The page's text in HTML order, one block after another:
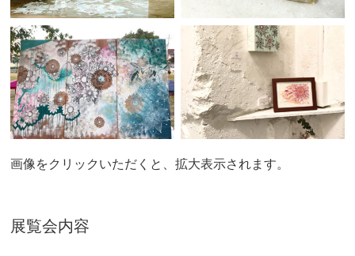
画像をクリックいただくと、拡大表示されます。
展覧会内容